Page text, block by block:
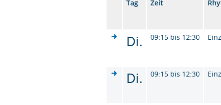
Tag Zeit
Di. 09:15 bis 12:30
Di. 09:15 bis 12:30